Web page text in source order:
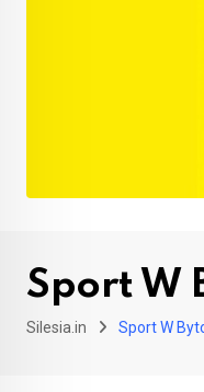
Sport W
Silesia.in Sport W